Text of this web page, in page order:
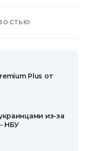
Plus от
из-за
НБУ